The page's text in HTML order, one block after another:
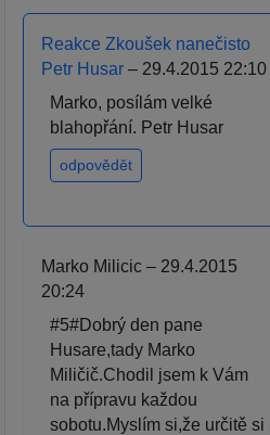
Reakce Zkoušek nanečisto
Petr Husar – 29.4.2015 22:10
Marko, posílám velké
blahopřání. Petr Husar
odpovědět
Marko Milicic – 29.4.2015
20:24
#5#Dobrý den pane
Husare,tady Marko
Miličič.Chodil jsem k Vám
na přípravu každou
sobotu.Myslím si,že určitě si